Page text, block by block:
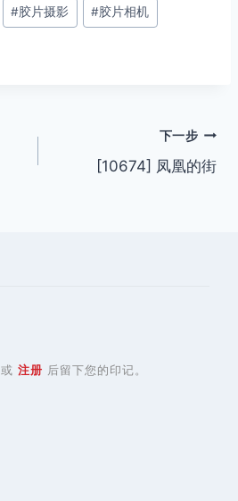
#胶片摄影 #胶片相机
下一步
[10674] 凤凰的街
或 注册 后留下您的印记。